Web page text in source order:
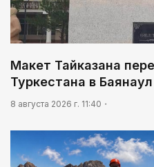
Макет Тайказана
Туркестана в Баянаул
8 августа 2026 г. 11:40